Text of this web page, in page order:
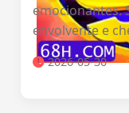
emocionantes.
envolvente e
2026-05-30